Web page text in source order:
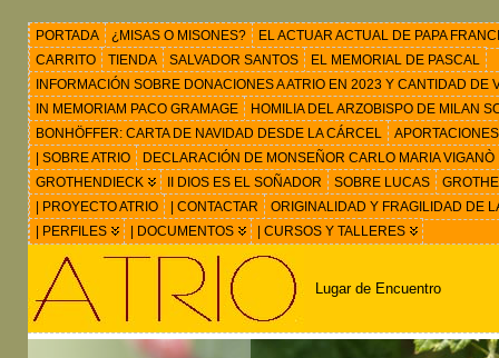
PORTADA ¿MISAS O MISONES?
EL ACTUAR ACTUAL DE PAPA
CARRITO
TIENDA SALVADOR SANTOS
EL MEMORIAL DE PASCAL
INFORMACIÓN SOBRE DONACIONES A ATRIO EN 2023 Y CANTIDAD
IN MEMORIAM PACO GRAMAGE
HOMILIA DEL ARZOBISPO DE MILAN
BONHÖFFER: CARTA DE NAVIDAD DESDE LA CÁRCEL
| SOBRE ATRIO
DECLARACIÓN DE MONSEÑOR CARLO MARIA VIGANÒ
GROTHENDIECK
II DIOS ES EL SOÑADOR SOBRE LUCAS
| PROYECTO ATRIO
| CONTACTAR
ORIGINALIDAD Y FRAGILIDAD DE
| PERFILES
| DOCUMENTOS | CURSOS Y TALLERES
Lugar de Encuentro